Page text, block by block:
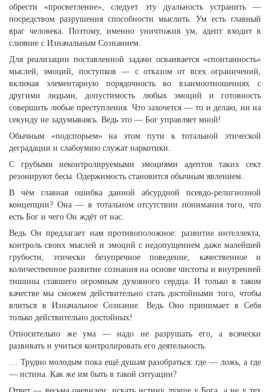
обрести «просветление», следует эту дуальность устранить —
посредством разрушения способности мыслить. Ум есть главный
враг человека. Поэтому, именно уничтожив ум, адепт входит в
слияние с Изначальным Сознанием.
Для реализации поставленной задачи осваивается «спонтанность»
мыслей, эмоций, поступков — с отказом от всех ограничений,
включая элементарную порядочность во взаимоотношениях с
другими людьми, допустимость любых эмоций и готовность
совершить любые преступления. Что захочется — то и делаю, ни на
секунду не задумываясь. Ведь это — Бог управляет мной!
Обычным «подспорьем» на этом пути к тотальной этической
деградации и слабоумию служат наркотики.
С грубыми неконтролируемыми эмоциями адептов таких сект
резонируют бесы. Одержимость становится обычным явлением.
В чём главная ошибка данной абсурдной псевдо-религиозной
концепции? Она — в тотальном отсутствии понимания того, что
есть Бог и чего Он ждёт от нас.
Ведь Он предлагает нам противоположное: развитие интеллекта,
контроль своих мыслей и эмоций с недопущением даже малейшей
грубости, этически безупречное поведение, качественное и
количественное развитие сознания на основе чистоты и внутренней
тишины ставшего огромным духовного сердца. И только в таком
качестве мы сможем действительно стать достойными того, чтобы
влиться в Изначальное Сознание. Ведь Оно принимает в Себя
только действительно достойных!
Относительно же ума — надо не разрушать его, а всячески
развивать и учиться контролировать его деятельность.
… Трудно молодым пока ещё душам разобраться: где — ложь, а где
— истина. Как же им быть в такой ситуации?